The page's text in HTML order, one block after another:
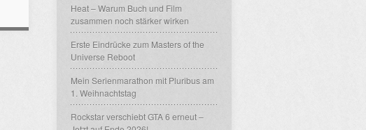
Heat – Warum Buch und Film
zusammen noch stärker wirken
Erste Eindrücke zum Masters of the
Universe Reboot
Mein Serienmarathon mit Pluribus am
1. Weihnachtstag
Rockstar verschiebt GTA 6 erneut –